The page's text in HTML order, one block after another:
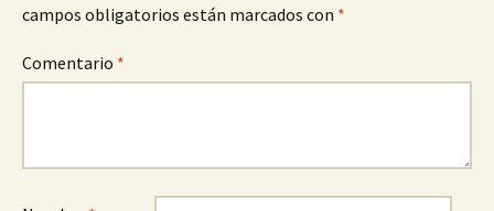
campos obligatorios están marcados con *
Comentario *